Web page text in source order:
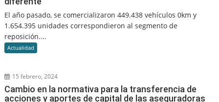
El año pasado, se comercializaron 449.438 vehículos 0km y
1.654.395 unidades correspondieron al segmento de
reposición....
Actualidad
15 febrero, 2024
Cambio en la normativa para la transferencia de
acciones y aportes de capital de las aseguradoras